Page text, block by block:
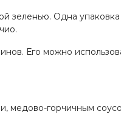
зеленью. Одна
Его можно
медово-горчичным